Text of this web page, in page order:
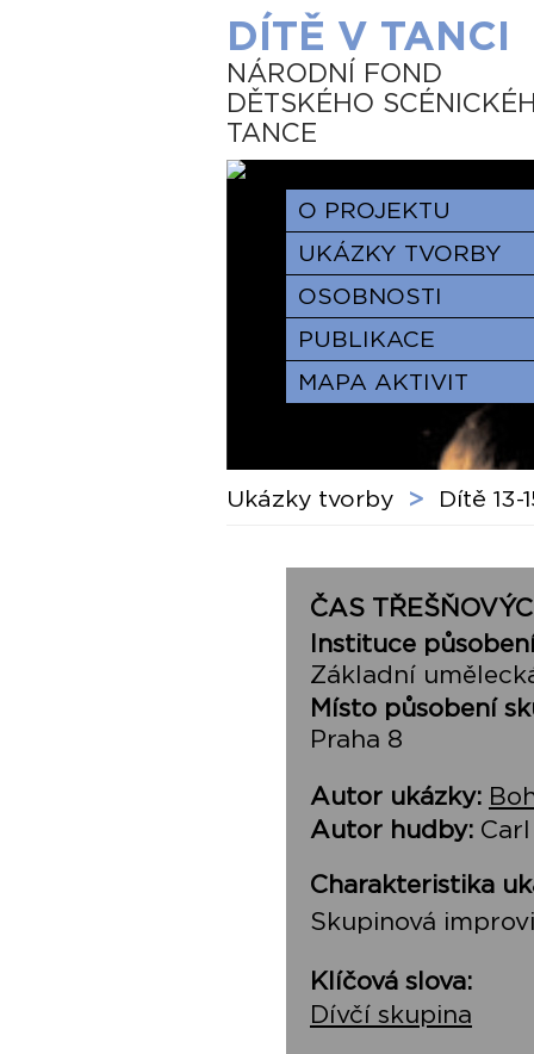
DÍTĚ V TANCI
NÁRODNÍ FOND
DĚTSKÉHO
TANCE
O PROJEKTU
UKÁZKY TVORBY
OSOBNOSTI
PUBLIKACE
MAPA AKTIVIT
Ukázky tvorby > Dítě 13-
ČAS
Instituce
Základní
Místo působení
Praha 8
Autor ukázky:
Autor hudby:
Charakteristika
Skupinová
Klíčová slova:
Dívčí skupina